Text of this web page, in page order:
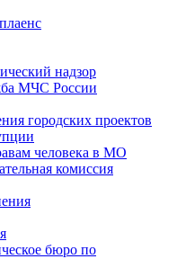
надзор
МЧС России
городских проектов
человека в МО
комиссия
бюро по